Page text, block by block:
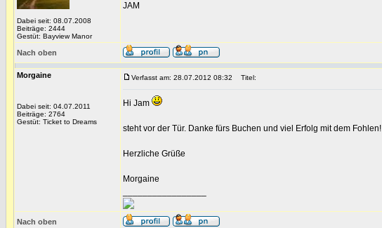
Dabei seit: 08.07.2008
Beiträge: 2444
Gestüt: Bayview Manor
JAM
Nach oben
Morgaine
Dabei seit: 04.07.2011
Beiträge: 2764
Gestüt: Ticket to Dreams
Verfasst am: 28.07.2012 08:32 Titel:
Hi Jam
steht vor der Tür. Danke fürs Buchen und viel Erfolg mit dem Fohlen!
Herzliche Grüße
Morgaine
Nach oben